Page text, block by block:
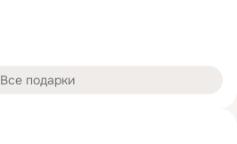
Все подарки